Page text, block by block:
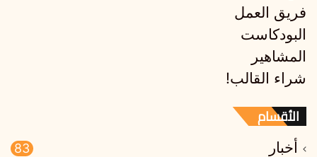
فريق العمل
البودكاست
المشاهير
شراء القالب!
الأقسام
أخبار 83